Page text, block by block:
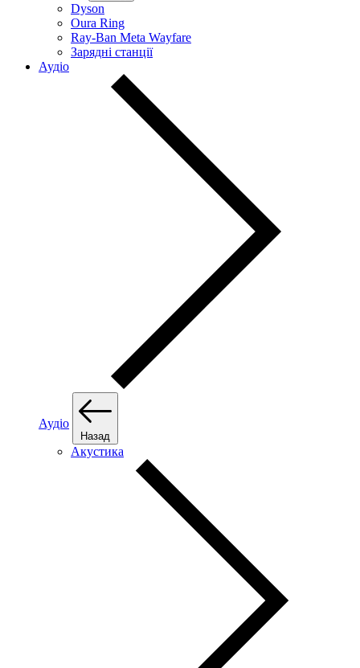
Dyson
Oura Ring
Ray-Ban Meta Wayfare
Зарядні станції
Аудіо
Аудіо
Назад
Акустика